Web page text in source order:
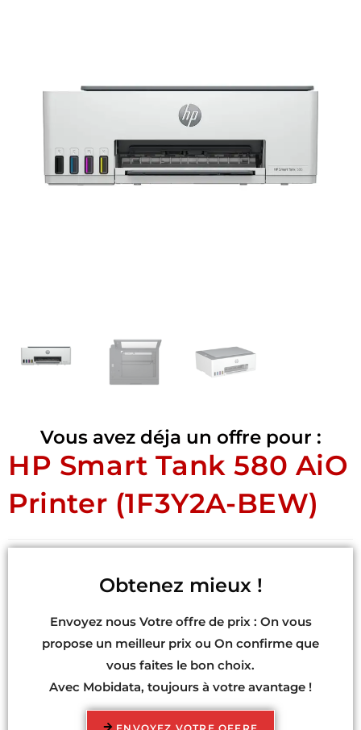
Vous avez déja un offre pour :
HP Smart Tank 580 AiO
Printer (1F3Y2A-BEW)
Obtenez mieux !
Envoyez nous Votre offre de prix : On vous
propose un meilleur prix ou On confirme que
vous faites le bon choix.
Avec Mobidata, toujours à votre avantage !